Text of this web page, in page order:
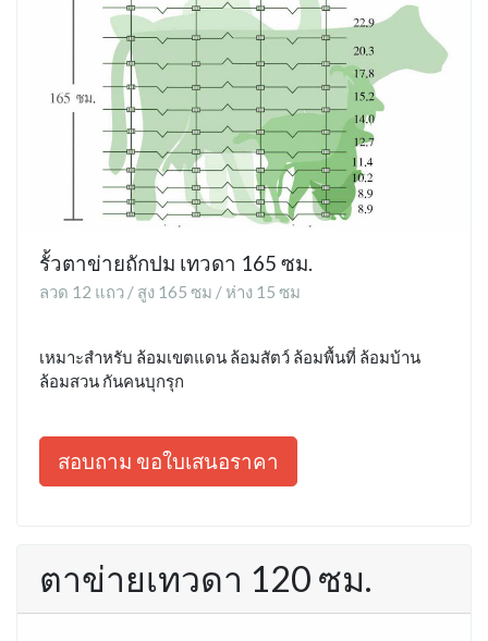
รั้วตาข่ายถักปม เทวดา 165 ซม.
ลวด 12 แถว / สูง 165 ซม / ห่าง 15 ซม
เหมาะสำหรับ ล้อมเขตแดน ล้อมสัตว์ ล้อมพื้นที่ ล้อมบ้าน
ล้อมสวน กันคนบุกรุก
สอบถาม ขอใบเสนอราคา
ตาข่ายเทวดา 120 ซม.